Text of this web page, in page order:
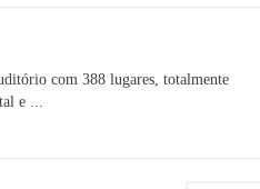
com 388 lugares, totalmente
e ...